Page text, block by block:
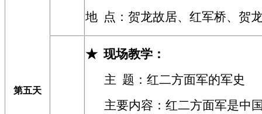
第五天
地 点：贺龙故居、红军桥、贺
★ 现场教学 ：
主 题：红二方面军的军史
主要内容 ： 红二方面军是中